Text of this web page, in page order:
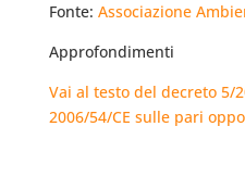
Fonte: Associazione
Approfondimenti
Vai al testo del decreto 5/
2006/54/CE sulle pari